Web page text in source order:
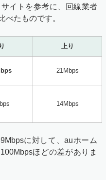
イトを参考に、回線業者
べたものです。
上り
21Mbps
14Mbps
に対して、auホーム
ほどの差がありま